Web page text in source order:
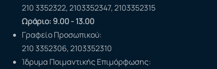
210 3352322, 2103352347, 2103352315
Ωράριο: 9.00 - 13.00
Γραφείο Προσωπικού:
210 3352306, 2103352310
Ίδρυμα Ποιμαντικής Επιμόρφωσης: